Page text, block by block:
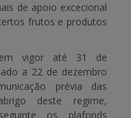
de apoio excecional
frutos e produtos
em vigor até 31 de
a 22 de dezembro
prévia das
deste regime,
os plafonds